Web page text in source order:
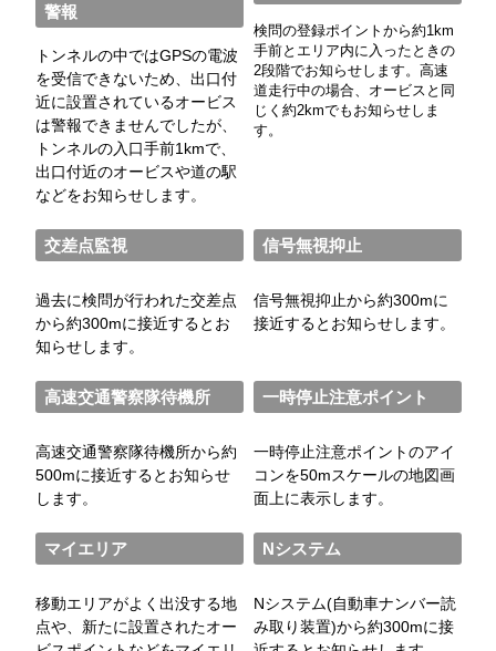
警報
トンネルの中ではGPSの電波
を受信できないため、出口付
近に設置されているオービス
は警報できませんでしたが、
トンネルの入口手前1kmで、
出口付近のオービスや道の駅
などをお知らせします。
検問の登録ポイントから約1km
手前とエリア内に入ったときの
2段階でお知らせします。高速
道走行中の場合、オービスと同
じく約2kmでもお知らせしま
す。
交差点監視
過去に検問が行われた交差点
から約300mに接近するとお
知らせします。
信号無視抑止
信号無視抑止から約300mに
接近するとお知らせします。
高速交通警察隊待機所
高速交通警察隊待機所から約
500mに接近するとお知らせ
します。
一時停止注意ポイント
一時停止注意ポイントのアイ
コンを50mスケールの地図画
面上に表示します。
マイエリア
移動エリアがよく出没する地
点や、新たに設置されたオー
Nシステム
Nシステム(自動車ナンバー読
み取り装置)から約300mに接